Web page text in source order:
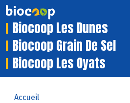
Biocoop Les Dunes
Biocoop Grain De Sel
Biocoop Les Oyats
Accueil